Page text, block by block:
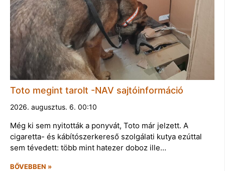
Toto megint tarolt -NAV sajtóinformáció
2026. augusztus. 6. 00:10
Még ki sem nyitották a ponyvát, Toto már jelzett. A
cigaretta- és kábítószerkereső szolgálati kutya ezúttal
sem tévedett: több mint hatezer doboz ille…
BŐVEBBEN »